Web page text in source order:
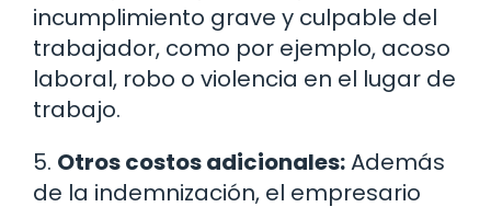
incumplimiento grave y culpable del
trabajador, como por ejemplo, acoso
laboral, robo o violencia en el lugar de
trabajo.
5. Otros costos adicionales:Además
de la indemnización, el empresario